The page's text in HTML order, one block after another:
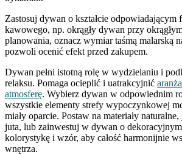
Zastosuj dywan o kształcie odpowiadającym
kawowego, np. okrągły dywan przy
planowania, oznacz wymiar taśmą malarską
pozwoli ocenić efekt przed zakupem.
Dywan pełni istotną rolę w wydzielaniu i
relaksu. Pomaga ocieplić i uatrakcyjnić
atmosferę. Wybierz dywan w odpowiednim
wszystkie elementy strefy wypoczynkowej
miały oparcie. Postaw na materiały
juta, lub zainwestuj w dywan o
kolorystykę i wzór, aby całość harmonijnie
wnętrza.